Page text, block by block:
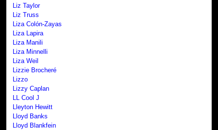
Liz Taylor
Liz Truss
Liza Colón-Zayas
Liza Lapira
Liza Manili
Liza Minnelli
Liza Weil
Lizzie Brocheré
Lizzo
Lizzy Caplan
LL Cool J
Lleyton Hewitt
Lloyd Banks
Lloyd Blankfein